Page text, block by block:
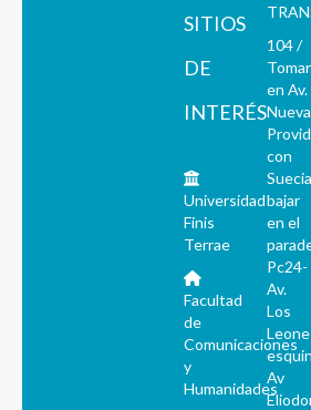
SITIOS
DE
INTERÉS
Universidad
Finis
Terrae
Facultad
de
Comunicaciones
y
Humanidades
104 /
Tomar
en Av.
Nueva
con
bajar
en el
Pc24-
Av.
Los
Av